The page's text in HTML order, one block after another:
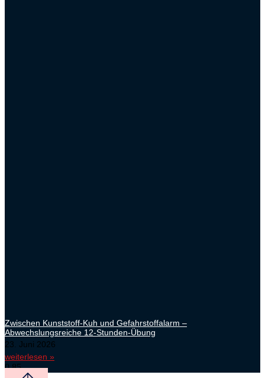
Zwischen Kunststoff-Kuh und Gefahrstoffalarm –
Abwechslungsreiche 12-Stunden-Übung
23. Juni 2026
weiterlesen »